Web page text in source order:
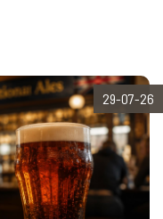
29-07-26